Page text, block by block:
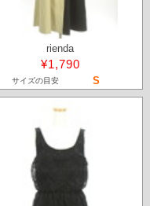
rienda
¥1,790
サイズの目安 S